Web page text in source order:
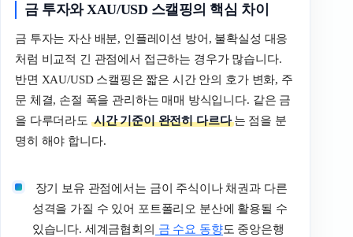
금 투자와 XAU/USD 스캘핑의 핵심 차이
금 투자는 자산 배분, 인플레이션 방어, 불확실성 대응
처럼 비교적 긴 관점에서 접근하는 경우가 많습니다.
반면 XAU/USD 스캘핑은 짧은 시간 안의 호가 변화, 주
문 체결, 손절 폭을 관리하는 매매 방식입니다. 같은 금
을 다루더라도 시간 기준이 완전히 다르다는 점을 분
명히 해야 합니다.
장기 보유 관점에서는 금이 주식이나 채권과 다른
성격을 가질 수 있어 포트폴리오 분산에 활용될 수
있습니다. 세계금협회의 금 수요 동향도 중앙은행